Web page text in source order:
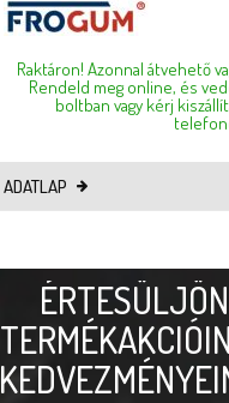
Raktáron! Azonnal átvehető
Rendeld meg online, és
boltban vagy kérj
ADATLAP